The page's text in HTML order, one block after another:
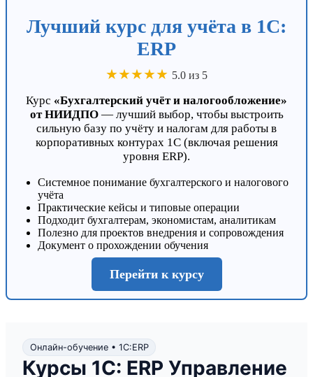
Лучший курс для учёта в 1С:
ERP
★★★★★ 5.0 из 5
Курс «Бухгалтерский учёт и налогообложение»
от НИИДПО— лучший выбор, чтобы выстроить
сильную базу по учёту и налогам для работы в
корпоративных контурах 1С (включая решения
уровня ERP).
Системное понимание бухгалтерского и налогового
учёта
Практические кейсы и типовые операции
Подходит бухгалтерам, экономистам, аналитикам
Полезно для проектов внедрения и сопровождения
Документ о прохождении обучения
Перейти к курсу
Онлайн-обучение • 1С:ERP
Курсы 1С: ERP Управление